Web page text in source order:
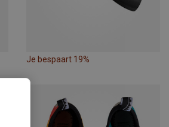
Je bespaart 19%